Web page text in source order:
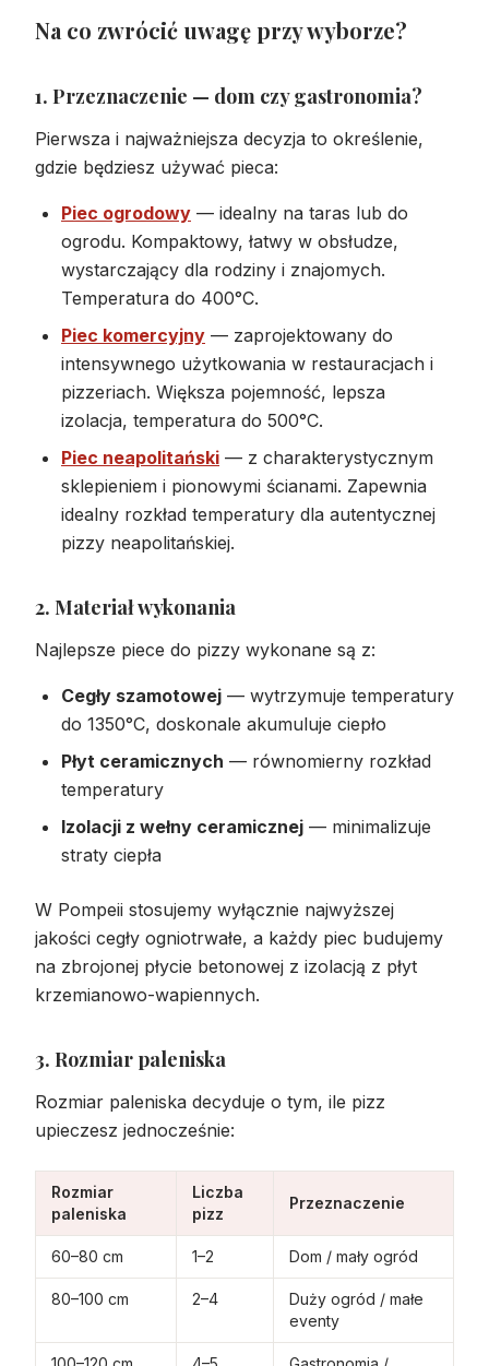
Na co zwrócić uwagę przy wyborze?
1. Przeznaczenie — dom czy gastronomia?
Pierwsza i najważniejsza decyzja to określenie,
gdzie będziesz używać pieca:
Piec ogrodowy — idealny na taras lub do
ogrodu. Kompaktowy, łatwy w obsłudze,
wystarczający dla rodziny i znajomych.
Temperatura do 400°C.
Piec komercyjny — zaprojektowany do
intensywnego użytkowania w restauracjach i
pizzeriach. Większa pojemność, lepsza
izolacja, temperatura do 500°C.
Piec neapolitański — z charakterystycznym
sklepieniem i pionowymi ścianami. Zapewnia
idealny rozkład temperatury dla autentycznej
pizzy neapolitańskiej.
2. Materiał wykonania
Najlepsze piece do pizzy wykonane są z:
Cegły szamotowej — wytrzymuje temperatury
do 1350°C, doskonale akumuluje ciepło
Płyt ceramicznych — równomierny rozkład
temperatury
Izolacji z wełny ceramicznej — minimalizuje
straty ciepła
W Pompeii stosujemy wyłącznie najwyższej
jakości cegły ogniotrwałe, a każdy piec budujemy
na zbrojonej płycie betonowej z izolacją z płyt
krzemianowo-wapiennych.
3. Rozmiar paleniska
Rozmiar paleniska decyduje o tym, ile pizz
upieczesz jednocześnie:
Rozmiar
paleniska
Liczba
pizz
Przeznaczenie
60–80 cm 1–2 Dom / mały ogród
80–100 cm 2–4
Duży ogród / małe
eventy